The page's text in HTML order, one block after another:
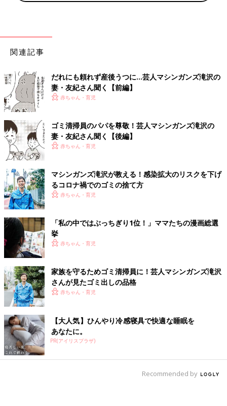
関連記事
だれにも頼れず産後うつに…芸人マシンガンズ滝沢の
妻・友紀さん聞く【前編】
赤ちゃん・育児
ゴミ清掃員のパパを尊敬！芸人マシンガンズ滝沢の
妻・友紀さん聞く【後編】
赤ちゃん・育児
マシンガンズ滝沢が教える！感染拡大のリスクを下げ
るコロナ禍でのゴミの捨て方
赤ちゃん・育児
「私の中ではぶっちぎり1位！」ママたちの漫画総選
挙
赤ちゃん・育児
家族を守るためゴミ清掃員に！芸人マシンガンズ滝沢
さんが見たゴミ出しの品格
赤ちゃん・育児
【大人気】ひんやり冷感寝具で快適な睡眠を
あなたに。
PR(アイリスプラザ)
Recommended by